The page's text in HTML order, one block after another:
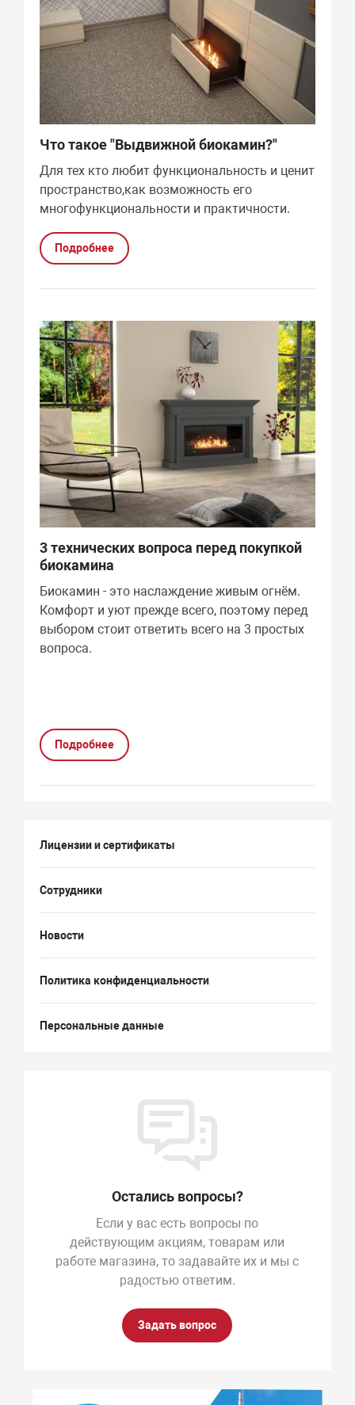
Что такое "Выдвижной биокамин?"
Для тех кто любит функциональность и ценит
пространство,как возможность его
многофункциональности и практичности.
Подробнее
3 технических вопроса перед покупкой
биокамина
Биокамин - это наслаждение живым огнём.
Комфорт и уют прежде всего, поэтому перед
выбором стоит ответить всего на 3 простых
вопроса.
Подробнее
Лицензии и сертификаты
Сотрудники
Новости
Политика конфиденциальности
Персональные данные
Остались вопросы?
Если у вас есть вопросы по
действующим акциям, товарам или
работе магазина, то задавайте их и мы с
радостью ответим.
Задать вопрос